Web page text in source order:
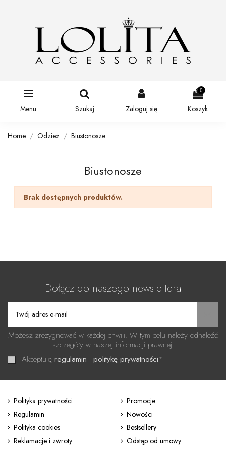
Menu Szukaj Zaloguj się
0
Koszyk
Home Odzież Biustonosze
Biustonosze
Brak dostępnych produktów.
Dołącz do naszego newslettera
Możesz zrezygnować w każdej chwili. W tym celu należy odnaleźć
szczegóły w naszej informacji prawnej.
Akceptuję regulamin i politykę prywatności*
Polityka prywatności
Regulamin
Polityka cookies
Reklamacje i zwroty
Promocje
Nowości
Bestsellery
Odstąp od umowy